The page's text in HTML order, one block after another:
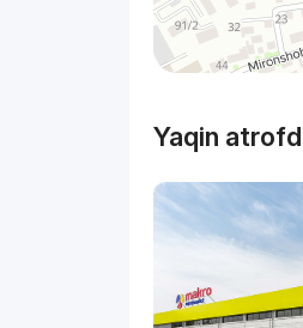
Yaqin